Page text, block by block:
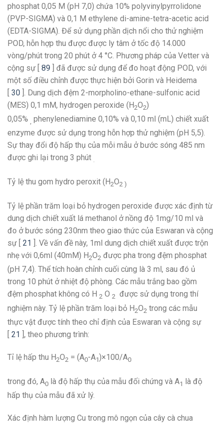
phosphat 0,05 M (pH 7,0) chứa 10% polyvinylpyrrolidone
(PVP-SIGMA) và 0,1 M ethylene di-amine-tetra-acetic acid
(EDTA-SIGMA). Để sử dụng phần dịch nổi cho thử nghiệm
POD, hỗn hợp thu được được ly tâm ở tốc độ 14.000
vòng/phút trong 20 phút ở 4 °C. Phương pháp của Vetter và
cộng sự [ 89 ] đã được sử dụng để đo hoạt động POD, với
một số điều chỉnh được thực hiện bởi Gorin và Heidema
[ 30 ]. Dung dịch đệm 2-morpholino-ethane-sulfonic acid
(MES) 0,1 mM, hydrogen peroxide (H2O2)
0,05% , phenylenediamine 0,10% và 0,10 ml (mL) chiết xuất
enzyme được sử dụng trong hỗn hợp thử nghiệm (pH 5,5).
Sự thay đổi độ hấp thụ của mỗi mẫu ở bước sóng 485 nm
được ghi lại trong 3 phút .
Tỷ lệ thu gom hydro peroxit (H2O2 )
Tỷ lệ phần trăm loại bỏ hydrogen peroxide được xác định từ
dung dịch chiết xuất lá methanol ở nồng độ 1mg/10 ml và
đo ở bước sóng 230nm theo giao thức của Eswaran và cộng
sự [ 21 ]. Về vấn đề này, 1ml dung dịch chiết xuất được trộn
nhẹ với 0,6ml (40mM) H2O2 được pha trong đệm phosphat
(pH 7,4). Thể tích hoàn chỉnh cuối cùng là 3 ml, sau đó ủ
trong 10 phút ở nhiệt độ phòng. Các mẫu trắng bao gồm
đệm phosphat không có H 2 O 2 được sử dụng trong thí
nghiệm này. Tỷ lệ phần trăm loại bỏ H2O2 trong các mẫu
thực vật được tính theo chỉ định của Eswaran và cộng sự
[ 21 ], theo phương trình:
Tỉ lệ hấp thu H2O2 = (A0-A1)×100/A0
trong đó, A0 là độ hấp thụ của mẫu đối chứng và A1 là độ
hấp thụ của mẫu đã xử lý.
Xác định hàm lượng Cu trong mô ngọn của cây cà chua